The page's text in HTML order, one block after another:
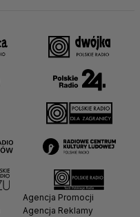
Agencja Promocji
Agencja Reklamy